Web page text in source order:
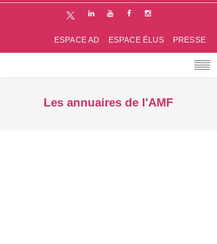
PRESSE
ESPACE ÉLUS
ESPACE AD
Les annuaires de l'AMF